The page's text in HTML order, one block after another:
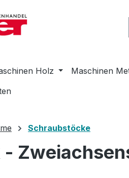
Holz Maschinen
Schraubstöcke